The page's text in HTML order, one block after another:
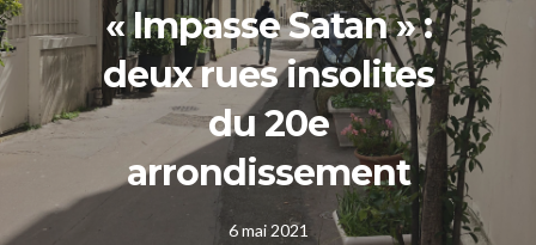
« Impasse Satan » :
deux rues insolites
du 20e
arrondissement
6 mai 2021